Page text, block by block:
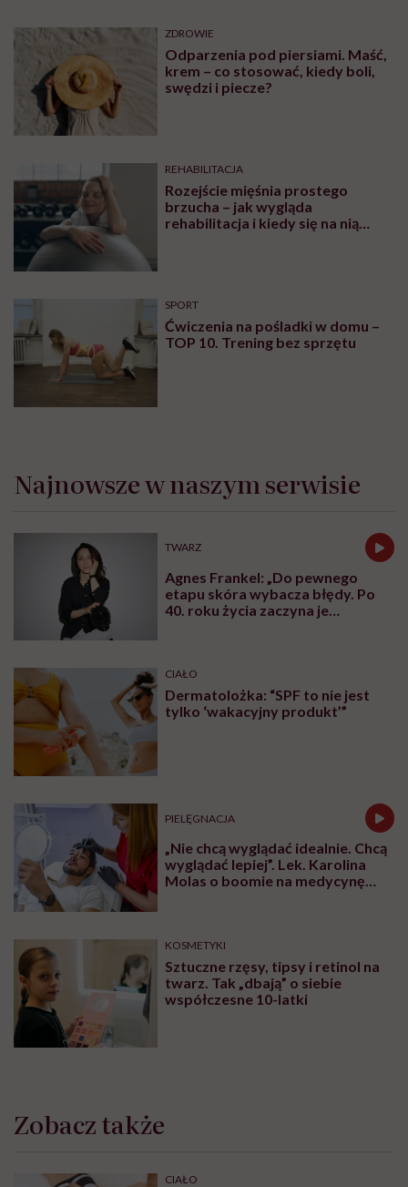
ZDROWIE
Odparzenia pod piersiami. Maść,
krem – co stosować, kiedy boli,
swędzi i piecze?
REHABILITACJA
Rozejście mięśnia prostego
brzucha – jak wygląda
rehabilitacja i kiedy się na nią
SPORT
Ćwiczenia na pośladki w domu –
TOP 10. Trening bez sprzętu
Najnowsze w naszym serwisie
TWARZ
Agnes Frankel: „Do pewnego
etapu skóra wybacza błędy. Po
40. roku życia zaczyna je
CIAŁO
Dermatolożka: “SPF to nie jest
tylko ‘wakacyjny produkt’”
PIELĘGNACJA
„Nie chcą wyglądać idealnie. Chcą
wyglądać lepiej”. Lek. Karolina
Molas o boomie na medycynę
KOSMETYKI
Sztuczne rzęsy, tipsy i retinol na
twarz. Tak „dbają” o siebie
współczesne 10-latki
Zobacz także
CIAŁO